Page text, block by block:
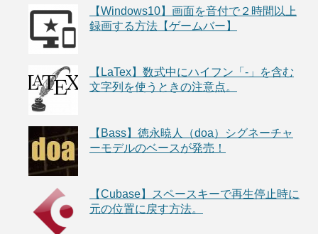
【Windows10】画面を音付で２時間以上
録画する方法【ゲームバー】
【LaTex】数式中にハイフン「-」を含む
文字列を使うときの注意点。
【Bass】徳永暁人（doa）シグネーチャ
ーモデルのベースが発売！
【Cubase】スペースキーで再生停止時に
元の位置に戻す方法。